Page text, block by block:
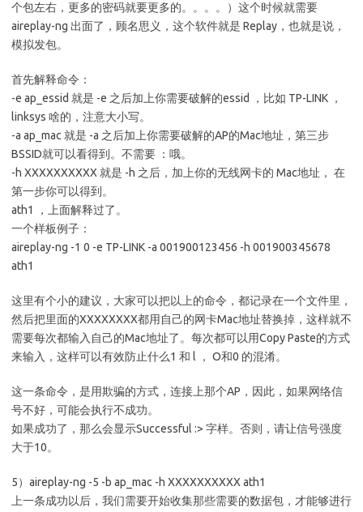
个包左右，更多的密码就要更多的。。。。）这个时候就需要
aireplay-ng 出面了，顾名思义，这个软件就是 Replay，也就是说，
模拟发包。
首先解释命令：
-e ap_essid 就是 -e 之后加上你需要破解的essid ，比如 TP-LINK ，
linksys 啥的，注意大小写。
-a ap_mac 就是 -a 之后加上你需要破解的AP的Mac地址，第三步
BSSID就可以看得到。不需要 ：哦。
-h XXXXXXXXXX 就是 -h 之后，加上你的无线网卡的 Mac地址， 在
第一步你可以得到。
ath1 ，上面解释过了。
一个样板例子：
aireplay-ng -1 0 -e TP-LINK -a 001900123456 -h 001900345678
ath1
这里有个小的建议，大家可以把以上的命令，都记录在一个文件里，
然后把里面的XXXXXXXX都用自己的网卡Mac地址替换掉，这样就不
需要每次都输入自己的Mac地址了。每次都可以用Copy Paste的方式
来输入，这样可以有效防止什么1 和 l ， O和0 的混淆。
这一条命令，是用欺骗的方式，连接上那个AP，因此，如果网络信
号不好，可能会执行不成功。
如果成功了，那么会显示Successful :> 字样。否则，请让信号强度
大于10。
5）aireplay-ng -5 -b ap_mac -h XXXXXXXXXX ath1
上一条成功以后，我们需要开始收集那些需要的数据包，才能够进行